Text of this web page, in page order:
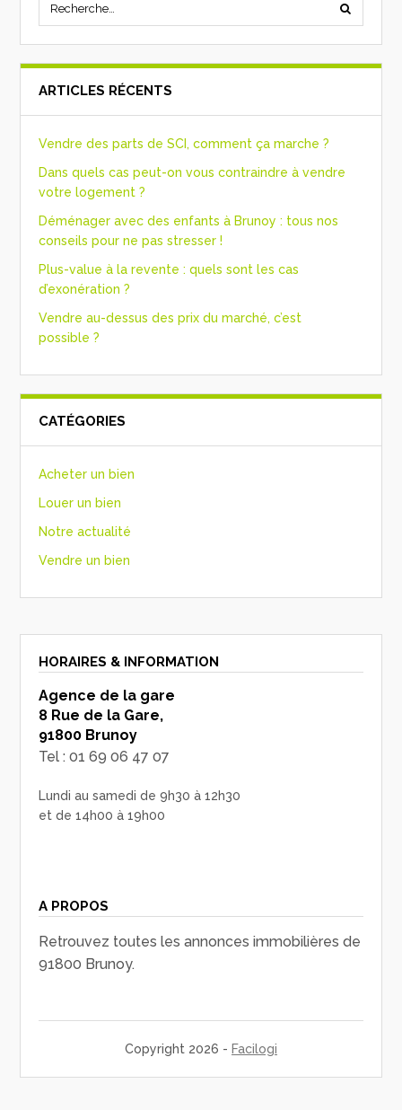
ARTICLES RÉCENTS
Vendre des parts de SCI, comment ça marche ?
Dans quels cas peut-on vous contraindre à vendre
votre logement ?
Déménager avec des enfants à Brunoy : tous nos
conseils pour ne pas stresser !
Plus-value à la revente : quels sont les cas
d’exonération ?
Vendre au-dessus des prix du marché, c’est
possible ?
CATÉGORIES
Acheter un bien
Louer un bien
Notre actualité
Vendre un bien
HORAIRES & INFORMATION
Agence de la gare
8 Rue de la Gare,
91800 Brunoy
Tel : 01 69 06 47 07
Lundi au samedi de 9h30 à 12h30
et de 14h00 à 19h00
A PROPOS
Retrouvez toutes les annonces immobilières de
91800 Brunoy.
Copyright 2026 - Facilogi